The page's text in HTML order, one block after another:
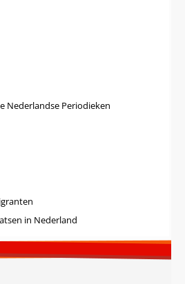
Nederlandse Periodieken
in Nederland